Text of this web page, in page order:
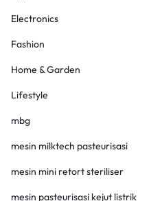
Electronics
Fashion
Home & Garden
Lifestyle
mbg
mesin milktech pasteurisasi
mesin mini retort steriliser
mesin pasteurisasi kejut listrik